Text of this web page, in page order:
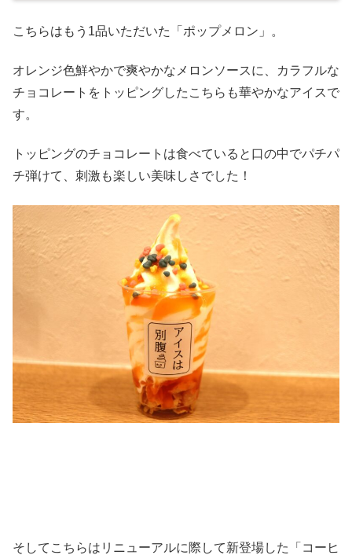
こちらはもう1品いただいた「ポップメロン」。
オレンジ色鮮やかで爽やかなメロンソースに、カラフルな
チョコレートをトッピングしたこちらも華やかなアイスで
す。
トッピングのチョコレートは食べていると口の中でパチパ
チ弾けて、刺激も楽しい美味しさでした！
そしてこちらはリニューアルに際して新登場した「コーヒ